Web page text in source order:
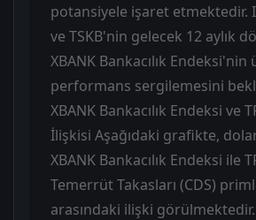
potansiyele işaret etmektedir.
ve TSKB'nin gelecek 12 aylık
XBANK Bankacılık Endeksi'nin
performans sergilemesini
XBANK Bankacılık Endeksi ve
İlişkisi Aşağıdaki grafikte,
XBANK Bankacılık Endeksi ile
Temerrüt Takasları (CDS)
arasındaki ilişki